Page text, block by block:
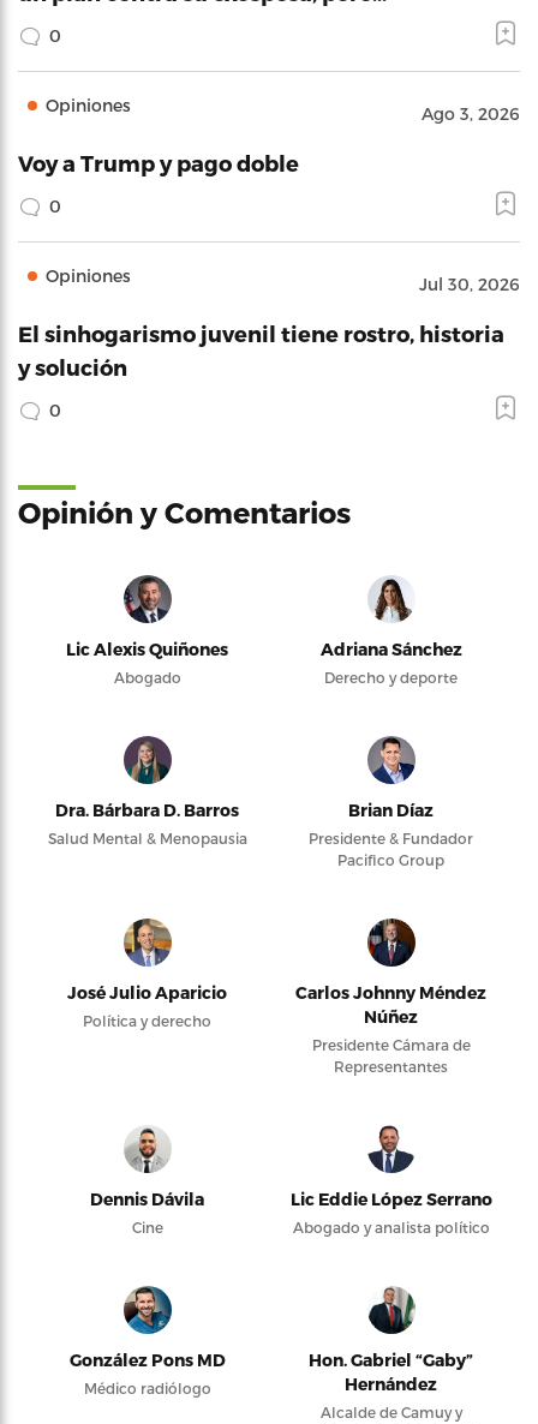
0
Opiniones Ago 3, 2026
Voy a Trump y pago doble
0
Opiniones Jul 30, 2026
El sinhogarismo juvenil tiene rostro, historia
y solución
0
Opinión y Comentarios
Lic Alexis Quiñones
Abogado
Adriana Sánchez
Derecho y deporte
Dra. Bárbara D. Barros
Salud Mental & Menopausia
Brian Díaz
Presidente & Fundador
Pacifico Group
José Julio Aparicio
Política y derecho
Carlos Johnny Méndez
Núñez
Presidente Cámara de
Representantes
Dennis Dávila
Cine
Lic Eddie López Serrano
Abogado y analista político
González Pons MD
Médico radiólogo
Hon. Gabriel “Gaby”
Hernández
Alcalde de Camuy y